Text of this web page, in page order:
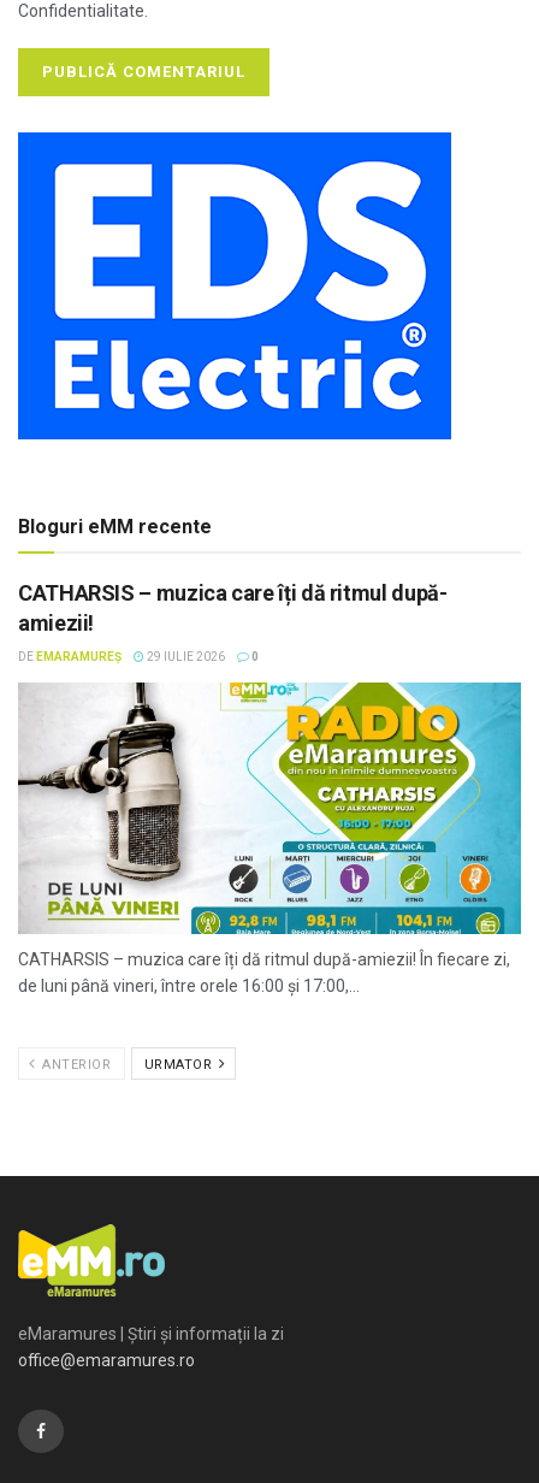
Confidentialitate.
Bloguri eMM recente
CATHARSIS – muzica care îți dă ritmul după-
amiezii!
DE EMARAMUREȘ 29 IULIE 2026 0
CATHARSIS – muzica care îți dă ritmul după-amiezii! În fiecare zi,
de luni până vineri, între orele 16:00 și 17:00,...
ANTERIOR URMATOR
eMaramures | Știri și informații la zi
office@emaramures.ro